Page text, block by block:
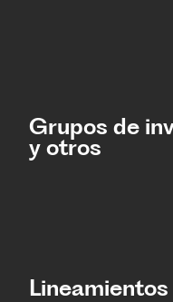
Grupos de
y otros